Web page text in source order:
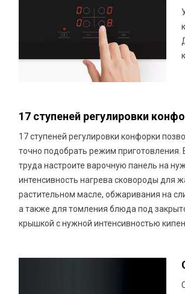
17 ступеней регулировки
17 ступеней регулировки конфорки
точно подобрать режим приготовления.
труда настроите варочную панель на
интенсивность нагрева сковороды для
растительном масле, обжаривания на
а также для томления блюда под
крышкой с нужной интенсивностью